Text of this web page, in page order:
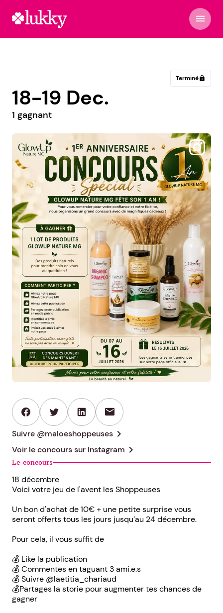
menu
Terminélock
18-19 Dec.
1 gagnant
@maloeshoppeuses
mail
Suivre @maloeshoppeuses chevron_right
Voir le concours sur Instagram chevron_right
Le concours
18 décembre
Voici votre jeu de l'avent les Shoppeuses
Un bon d'achat de 10€ + une petite surprise vous
seront offerts tous les jours jusqu’au 24 décembre.
Pour cela, il vous suffit de
💰 Like la publication
💰 Commentes en taguant 3 ami.e.s
💰 Suivre @laetitia_chariaud
💰Partages la storie pour augmenter tes chances de
gagner